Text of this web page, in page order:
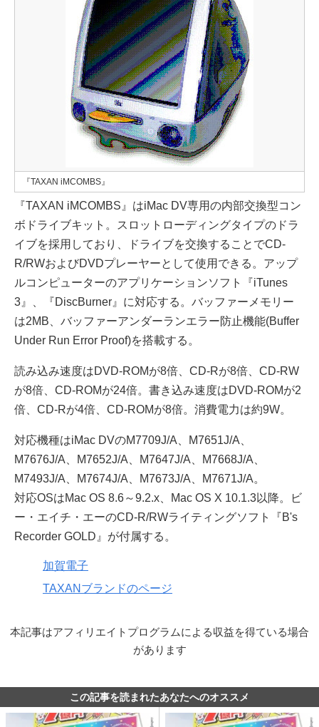
『TAXAN iMCOMBS』
『TAXAN iMCOMBS』はiMac DV専用の内部交換型コン
ボドライブキット。スロットローディングタイプのドラ
イブを採用しており、ドライブを交換することでCD-
R/RWおよびDVDプレーヤーとして使用できる。アップ
ルコンピューターのアプリケーションソフト『iTunes
3』、『DiscBurner』に対応する。バッファーメモリー
は2MB、バッファーアンダーランエラー防止機能(Buffer
Under Run Error Proof)を搭載する。
読み込み速度はDVD-ROMが8倍、CD-Rが8倍、CD-RW
が8倍、CD-ROMが24倍。書き込み速度はDVD-ROMが2
倍、CD-Rが4倍、CD-ROMが8倍。消費電力は約9W。
対応機種はiMac DVのM7709J/A、M7651J/A、
M7676J/A、M7652J/A、M7647J/A、M7668J/A、
M7493J/A、M7674J/A、M7673J/A、M7671J/A。
対応OSはMac OS 8.6～9.2.x、Mac OS X 10.1.3以降。ビ
ー・エイチ・エーのCD-R/RWライティングソフト『B's
Recorder GOLD』が付属する。
加賀電子
TAXANブランドのページ
本記事はアフィリエイトプログラムによる収益を得ている場合
があります
この記事を読まれたあなたへのオススメ